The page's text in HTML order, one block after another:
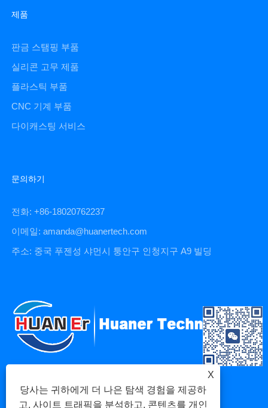
제품
판금 스탬핑 부품
실리콘 고무 제품
플라스틱 부품
CNC 기계 부품
다이캐스팅 서비스
문의하기
전화: +86-18020762237
이메일: amanda@huanertech.com
주소: 중국 푸젠성 샤먼시 퉁안구 인청지구 A9 빌딩
X
당사는 귀하에게 더 나은 탐색 경험을 제공하
고, 사이트 트래픽을 분석하고, 콘텐츠를 개인